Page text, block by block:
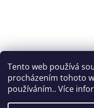
Tento web používá
procházením tohoto
používáním.. Více